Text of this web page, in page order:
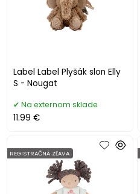
Label Label Plyšák slon Elly
S - Nougat
Na externom sklade
11.99 €
REGISTRAČNÁ ZĽAVA